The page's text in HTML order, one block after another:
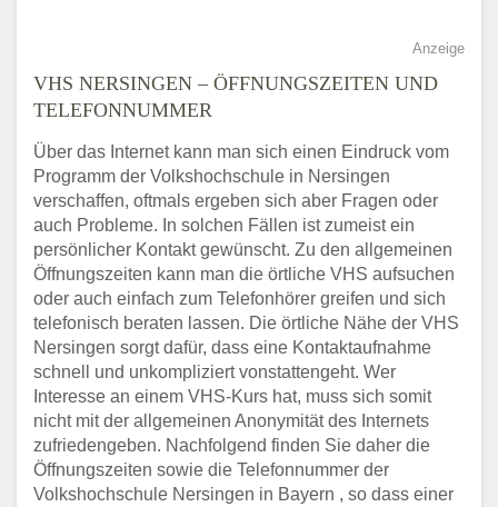
Anzeige
VHS NERSINGEN – ÖFFNUNGSZEITEN UND
TELEFONNUMMER
Über das Internet kann man sich einen Eindruck vom
Programm der Volkshochschule in Nersingen
verschaffen, oftmals ergeben sich aber Fragen oder
auch Probleme. In solchen Fällen ist zumeist ein
persönlicher Kontakt gewünscht. Zu den allgemeinen
Öffnungszeiten kann man die örtliche VHS aufsuchen
oder auch einfach zum Telefonhörer greifen und sich
telefonisch beraten lassen. Die örtliche Nähe der VHS
Nersingen sorgt dafür, dass eine Kontaktaufnahme
schnell und unkompliziert vonstattengeht. Wer
Interesse an einem VHS-Kurs hat, muss sich somit
nicht mit der allgemeinen Anonymität des Internets
zufriedengeben. Nachfolgend finden Sie daher die
Öffnungszeiten sowie die Telefonnummer der
Volkshochschule Nersingen in Bayern , so dass einer